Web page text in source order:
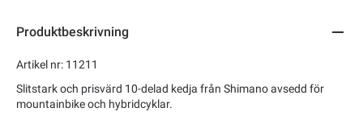
Produktbeskrivning
Artikel nr: 11211
Slitstark och prisvärd 10-delad kedja från Shimano avsedd för
mountainbike och hybridcyklar.